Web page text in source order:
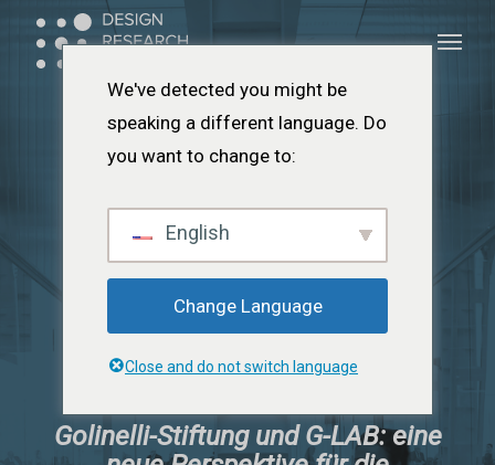
Hauptinhalt
Golinelli-Stiftung und G-LAB: eine
We've detected you might be
speaking a different language. Do
you want to change to:
English
Change Language
Close and do not switch language